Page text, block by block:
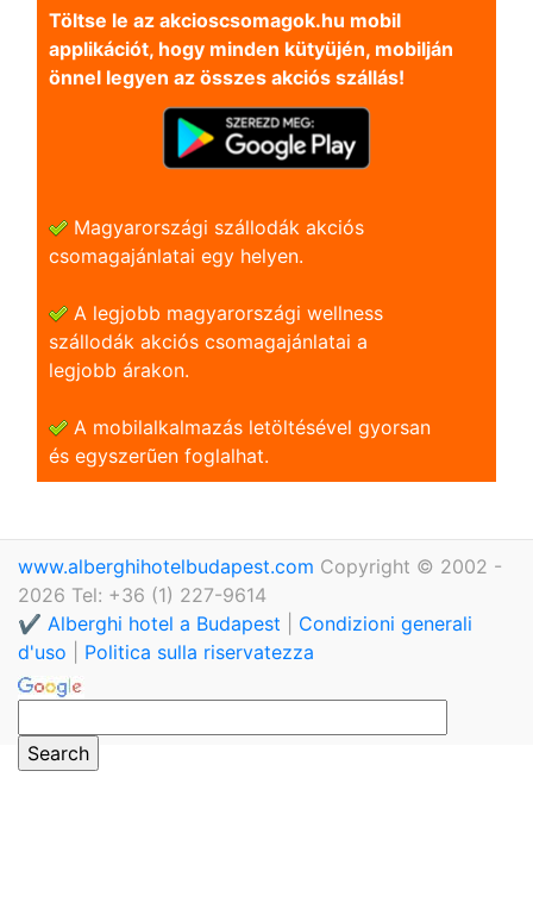
Töltse le az akcioscsomagok.hu mobil
applikációt, hogy minden kütyüjén, mobilján
önnel legyen az összes akciós szállás!
Magyarországi szállodák akciós
csomagajánlatai egy helyen.
A legjobb magyarországi wellness
szállodák akciós csomagajánlatai a
legjobb árakon.
A mobilalkalmazás letöltésével gyorsan
és egyszerũen foglalhat.
www.alberghihotelbudapest.com Copyright © 2002 -
2026 Tel: +36 (1) 227-9614
✔️ Alberghi hotel a Budapest
Condizioni generali
d'uso
Politica sulla riservatezza